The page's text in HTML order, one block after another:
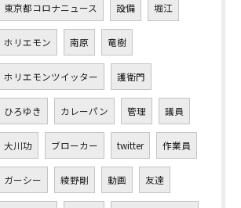
東京都コロナニュース 設備 堀江
ホリエモン 南原 竜樹
ホリエモンツイッター 護衛門
ひろゆき カレーパン 管理 議員
大川功 ブローカー twitter 作業員
ガーシー 綾野剛 動画 友達